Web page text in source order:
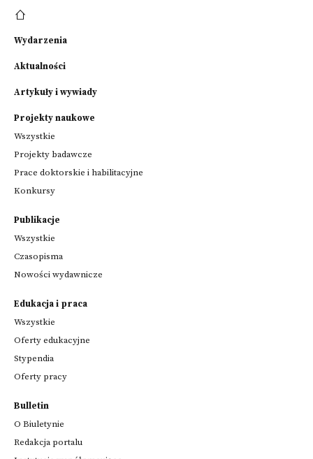
Wydarzenia
Aktualności
Artykuły i wywiady
Projekty naukowe
Wszystkie
Projekty badawcze
Prace doktorskie i habilitacyjne
Konkursy
Publikacje
Wszystkie
Czasopisma
Nowości wydawnicze
Edukacja i praca
Wszystkie
Oferty edukacyjne
Stypendia
Oferty pracy
Bulletin
O Biuletynie
Redakcja portalu